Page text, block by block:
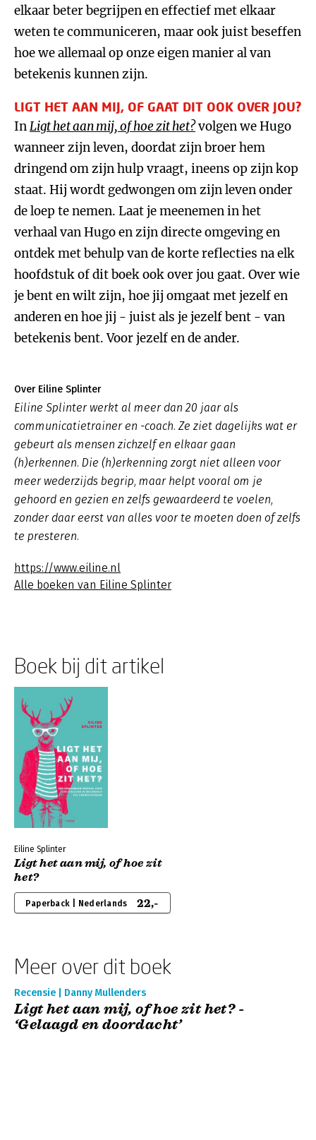
elkaar beter begrijpen en effectief met elkaar
weten te communiceren, maar ook juist beseffen
hoe we allemaal op onze eigen manier al van
betekenis kunnen zijn.
LIGT HET AAN MIJ, OF GAAT DIT OOK OVER JOU?
InLigt het aan mij, of hoe zit het?volgen we Hugo
wanneer zijn leven, doordat zijn broer hem
dringend om zijn hulp vraagt, ineens op zijn kop
staat. Hij wordt gedwongen om zijn leven onder
de loep te nemen. Laat je meenemen in het
verhaal van Hugo en zijn directe omgeving en
ontdek met behulp van de korte reflecties na elk
hoofdstuk of dit boek ook over jou gaat. Over wie
je bent en wilt zijn, hoe jij omgaat met jezelf en
anderen en hoe jij - juist als je jezelf bent - van
betekenis bent. Voor jezelf en de ander.
Over Eiline Splinter
Eiline Splinter werkt al meer dan 20 jaar als
communicatietrainer en -coach. Ze ziet dagelijks wat er
gebeurt als mensen zichzelf en elkaar gaan
(h)erkennen. Die (h)erkenning zorgt niet alleen voor
meer wederzijds begrip, maar helpt vooral om je
gehoord en gezien en zelfs gewaardeerd te voelen,
zonder daar eerst van alles voor te moeten doen of zelfs
te presteren.
https://www.eiline.nl
Alle boeken van Eiline Splinter
Boek bij dit artikel
Eiline Splinter
Ligt het aan mij, of hoe zit
het?
Paperback | Nederlands 22,-
Meer over dit boek
Recensie | Danny Mullenders
Ligt het aan mij, of hoe zit het? -
‘Gelaagd en doordacht’